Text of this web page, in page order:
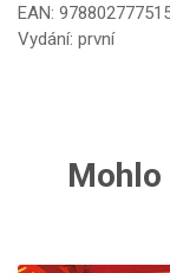
EAN:
Vydání: první